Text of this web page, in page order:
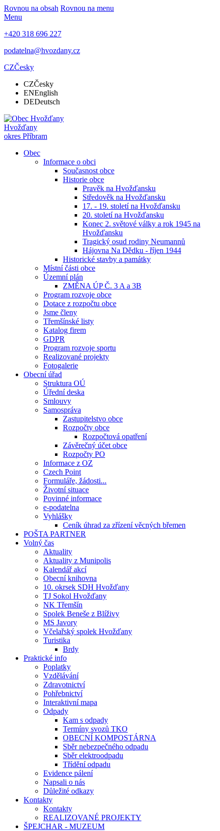
Rovnou na obsah Rovnou na menu
Menu
+420 318 696 227
podatelna@hvozdany.cz
CZČesky
CZČesky
ENEnglish
DEDeutsch
Hvožďany
okres Příbram
Obec
Informace o obci
Současnost obce
Historie obce
Pravěk na Hvožďansku
Středověk na Hvožďansku
17. - 19. století na Hvožďansku
20. století na Hvožďansku
Konec 2. světové války a rok 1945 na
Hvožďansku
Tragický osud rodiny Neumannů
Hájovna Na Dědku - říjen 1944
Historické stavby a památky
Místní části obce
Územní plán
ZMĚNA ÚP Č. 3 A a 3B
Program rozvoje obce
Dotace z rozpočtu obce
Jsme členy
Třemšínské listy
Katalog firem
GDPR
Program rozvoje sportu
Realizované projekty
Fotogalerie
Obecní úřad
Struktura OÚ
Úřední deska
Smlouvy
Samospráva
Zastupitelstvo obce
Rozpočty obce
Rozpočtová opatření
Závěrečný účet obce
Rozpočty PO
Informace z OZ
Czech Point
Formuláře, žádosti...
Životní situace
Povinné informace
e-podatelna
Vyhlášky
Ceník úhrad za zřízení věcných břemen
POŠTA PARTNER
Volný čas
Aktuality
Aktuality z Munipolis
Kalendář akcí
Obecní knihovna
10. okrsek SDH Hvožďany
TJ Sokol Hvožďany
NK Třemšín
Spolek Beneše z Blíživy
MS Javory
Včelařský spolek Hvožďany
Turistika
Brdy
Praktické info
Poplatky
Vzdělávání
Zdravotnictví
Pohřebnictví
Interaktivní mapa
Odpady
Kam s odpady
Termíny svozů TKO
OBECNÍ KOMPOSTÁRNA
Sběr nebezpečného odpadu
Sběr elektroodpadu
Třídění odpadu
Evidence pálení
Napsali o nás
Důležité odkazy
Kontakty
Kontakty
REALIZOVANÉ PROJEKTY
ŠPEJCHAR - MUZEUM